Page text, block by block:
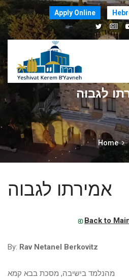
Apply Online
לגבוה
Home
אמירתו לגבוה
Back to
By: Rav Netanel Berkovitz
מהנלמד בישיבה, מסכת בבא קמא